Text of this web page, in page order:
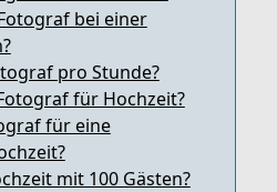
bei einer
pro Stunde?
für Hochzeit?
für eine
mit 100 Gästen?